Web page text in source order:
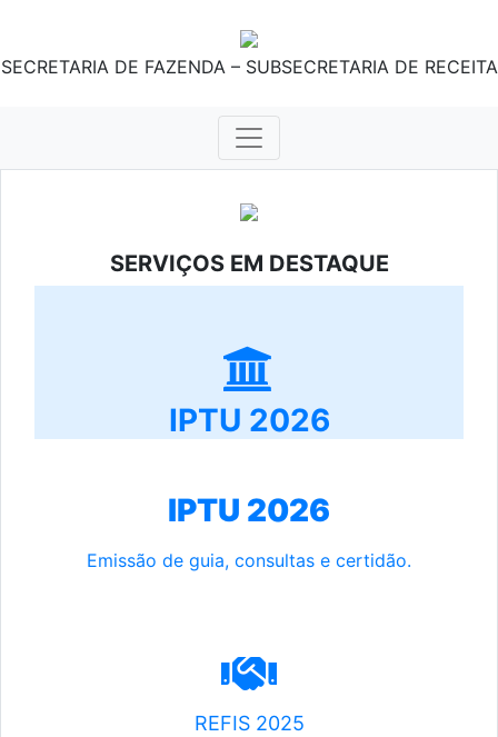
SECRETARIA DE FAZENDA – SUBSECRETARIA DE RECEITA
SERVIÇOS EM DESTAQUE
IPTU 2026
IPTU 2026
Emissão de guia, consultas e certidão.
REFIS 2025